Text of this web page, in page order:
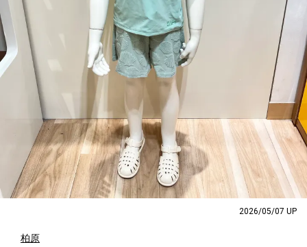
2026/05/07 UP
柏原